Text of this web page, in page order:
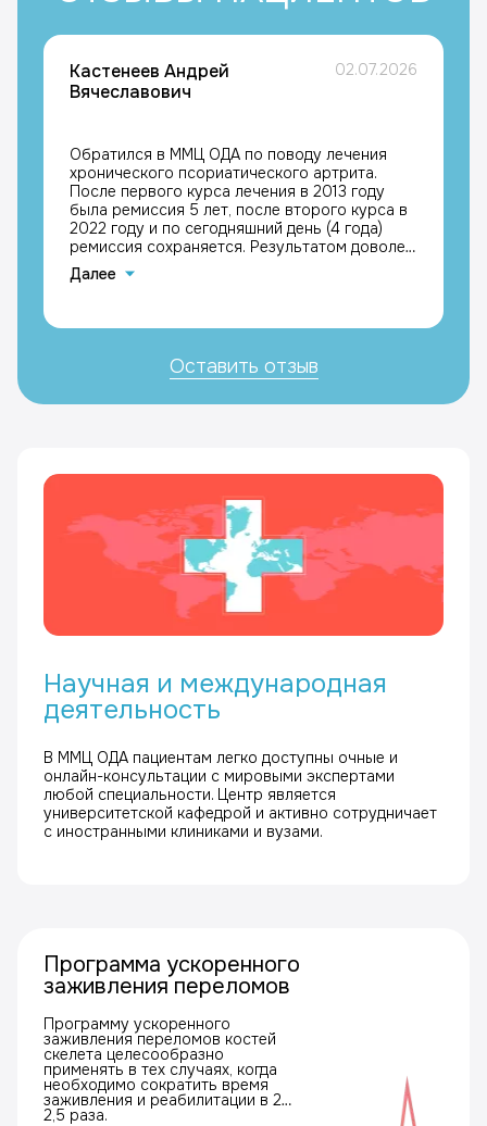
Кастенеев Андрей
Вячеславович
02.07.2026
Обратился в ММЦ ОДА по поводу лечения
хронического псориатического артрита.
После первого курса лечения в 2013 году
была ремиссия 5 лет, после второго курса в
2022 году и по сегодняшний день (4 года)
ремиссия сохраняется. Результатом доволен,
с благодарностью к лечащим врачам
Каримовой Галине Мазгаровне и Кравчику
Далее
Оставить отзыв
Научная и международная
деятельность
В ММЦ ОДА пациентам легко доступны очные и
онлайн-консультации с мировыми экспертами
любой специальности. Центр является
университетской кафедрой и активно сотрудничает
с иностранными клиниками и вузами.
Программа ускоренного
заживления переломов
Программу ускоренного
заживления переломов костей
скелета целесообразно
применять в тех случаях, когда
необходимо сократить время
заживления и реабилитации в 2–
2,5 раза.